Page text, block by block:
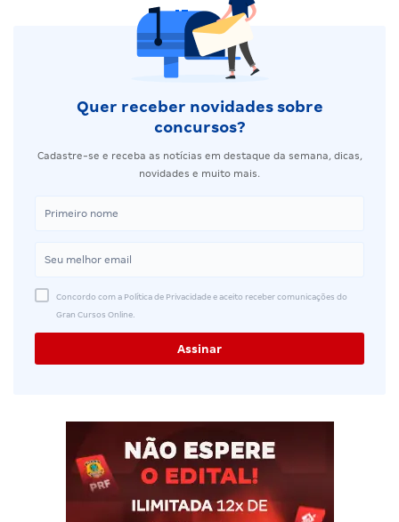
Quer receber novidades sobre
concursos?
Cadastre-se e receba as notícias em destaque da semana, dicas,
novidades e muito mais.
Concordo com a Política de Privacidade e aceito receber comunicações do
Gran Cursos Online.